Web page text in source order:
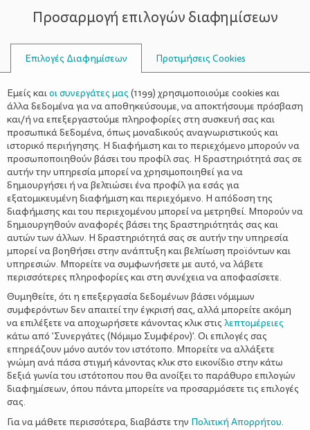
ΣΥΜΒΟΥΛΟΙ
ΌΛΑ ΓΙΑ ΤΗ ΜΑΜΆ>ΥΓΕΊΑ
Εξωτερική ωτίτιδα: Προσέχουμε
για να μην έχουμε
Όχι μόνο τα παιδιά αλλά και οι μεγάλοι έχουν λόγο να πονάνε
στα αυτιά τους, ειδικά τους καλοκαιρινούς μήνες
Προσαρμογή επιλογών διαφημίσεων
Επιλογές Διαφημίσεων Προτιμήσεις Cookies
Εμείς καιοι συνεργάτες μας (1199) χρησιμοποιούμε cookies και
άλλα δεδομένα για να αποθηκεύσουμε, να αποκτήσουμε πρόσβαση
και/ή να επεξεργαστούμε πληροφορίες στη συσκευή σας και
προσωπικά δεδομένα, όπως μοναδικούς αναγνωριστικούς και
ιστορικό περιήγησης. Η διαφήμιση και το περιεχόμενο μπορούν να
προσωποποιηθούν βάσει του προφίλ σας. Η δραστηριότητά σας σε
αυτήν την υπηρεσία μπορεί να χρησιμοποιηθεί για να
δημιουργήσει ή να βελτιώσει ένα προφίλ για εσάς για
εξατομικευμένη διαφήμιση και περιεχόμενο. Η απόδοση της
διαφήμισης και του περιεχομένου μπορεί να μετρηθεί. Μπορούν να
δημιουργηθούν αναφορές βάσει της δραστηριότητάς σας και
αυτών των άλλων. Η δραστηριότητά σας σε αυτήν την υπηρεσία
μπορεί να βοηθήσει στην ανάπτυξη και βελτίωση προϊόντων και
υπηρεσιών. Μπορείτε να συμφωνήσετε με αυτό, να λάβετε
περισσότερες πληροφορίες και στη συνέχεια να αποφασίσετε.
Θυμηθείτε, ότι η επεξεργασία δεδομένων βάσει νόμιμων
συμφερόντων δεν απαιτεί την έγκρισή σας, αλλά μπορείτε ακόμη
να επιλέξετε να αποχωρήσετε κάνοντας κλικ στις λεπτομέρειες
κάτω από 'Συνεργάτες (Νόμιμο Συμφέρον)'. Οι επιλογές σας
επηρεάζουν μόνο αυτόν τον ιστότοπο. Μπορείτε να αλλάξετε
γνώμη ανά πάσα στιγμή κάνοντας κλικ στο εικονίδιο στην κάτω
δεξιά γωνία του ιστότοπου που θα ανοίξει το παράθυρο επιλογών
διαφημίσεων, όπου πάντα μπορείτε να προσαρμόσετε τις επιλογές
σας.
Για να μάθετε περισσότερα, διαβάστε την Πολιτική Απορρήτου.